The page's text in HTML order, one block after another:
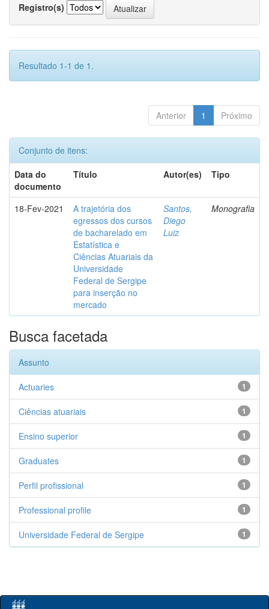
Registro(s)
Resultado 1-1 de 1.
Anterior 1 Próximo
Conjunto de itens:
Data do
documento
Título Autor(es) Tipo
18-Fev-2021
A trajetória dos
egressos dos cursos
de bacharelado em
Estatística e
Ciências Atuariais da
Universidade
Federal de Sergipe
para inserção no
mercado
Santos,
Diego
Luiz
Monografia
Busca facetada
Assunto
1
Actuaries
1
Ciências atuariais
1
Ensino superior
1
Graduates
1
Perfil profissional
1
Professional profile
1
Universidade Federal de Sergipe